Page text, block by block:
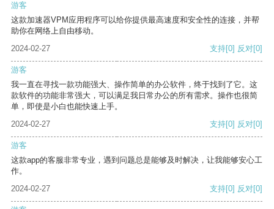
游客
这款加速器VPM应用程序可以给你提供最高速度和安全性的连接，并帮
助你在网络上自由移动。
2024-02-27
支持[0] 反对[0]
游客
我一直在寻找一款功能强大、操作简单的办公软件，终于找到了它。这
款软件的功能非常强大，可以满足我日常办公的所有需求。操作也很简
单，即使是小白也能快速上手。
2024-02-27
支持[0] 反对[0]
游客
这款app的客服非常专业，遇到问题总是能够及时解决，让我能够安心工
作。
2024-02-27
支持[0] 反对[0]